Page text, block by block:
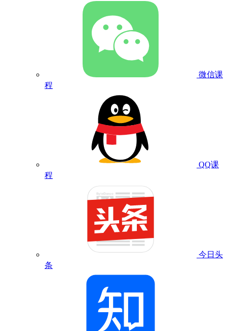
微信课
程
QQ课
程
今日头
条